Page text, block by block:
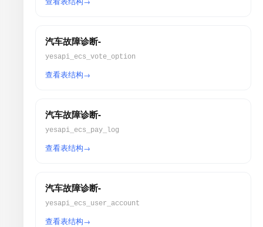
汽车故障诊断-
yesapi_ecs_vote_option
查看表结构
汽车故障诊断-
yesapi_ecs_pay_log
查看表结构
汽车故障诊断-
yesapi_ecs_user_account
查看表结构